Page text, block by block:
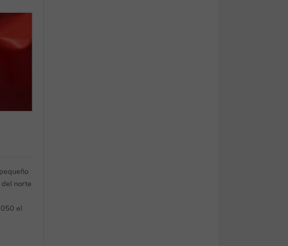
norte
el